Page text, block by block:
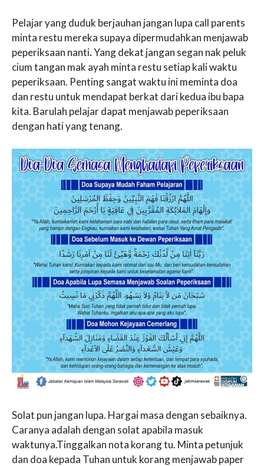
Pelajar yang duduk berjauhan jangan lupa call parents
minta restu mereka supaya dipermudahkan menjawab
peperiksaan nanti.Yang dekat jangan segan nak peluk
cium tangan mak ayah minta restu setiap kali waktu
peperiksaan. Penting sangat waktu ini meminta doa
dan restu untuk mendapat berkat dari kedua ibu bapa
kita. Barulah pelajar dapat menjawab peperiksaan
dengan hati yang tenang.
Solat pun jangan lupa. Hargai masa dengan sebaiknya.
Caranya adalah dengan solat apabila masuk
waktunya.Tinggalkan nota korang tu. Minta petunjuk
dan doa kepada Tuhan untuk korang menjawab paper